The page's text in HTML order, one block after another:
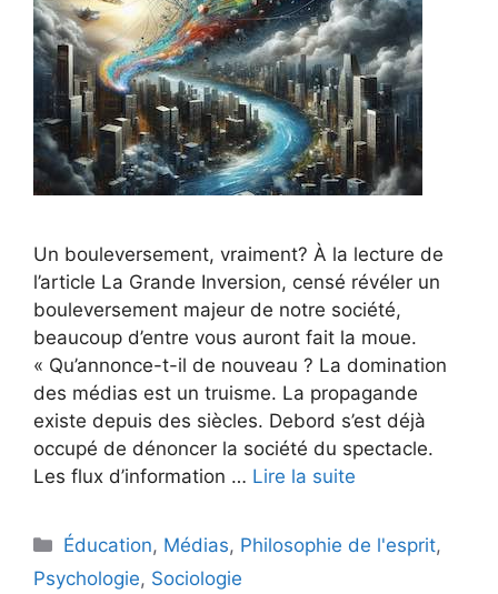
Un bouleversement, vraiment? À la lecture de
l’article La Grande Inversion, censé révéler un
bouleversement majeur de notre société,
beaucoup d’entre vous auront fait la moue.
« Qu’annonce-t-il de nouveau ? La domination
des médias est un truisme. La propagande
existe depuis des siècles. Debord s’est déjà
occupé de dénoncer la société du spectacle.
Les flux d’information … Lire la suite
Catégories
Éducation, Médias, Philosophie de l'esprit,
Psychologie, Sociologie